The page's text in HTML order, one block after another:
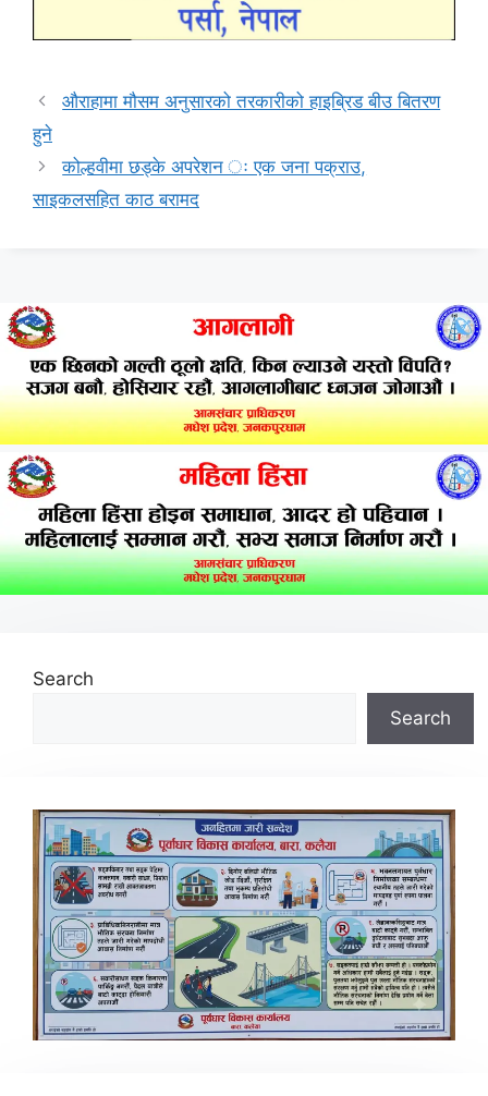
औराहामा मौसम अनुसारको तरकारीको हाइब्रिड बीउ बितरण
हुने
कोल्हवीमा छड्के अपरेशन ः एक जना पक्राउ,
साइकलसहित काठ बरामद
Search
Search